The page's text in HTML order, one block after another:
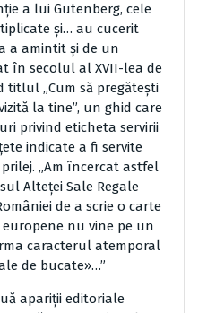
a lui Gutenberg, cele
şi… au cucerit
a amintit şi de un
în secolul al XVII-lea de
titlul „Cum să pregăteşti
la tine”, un ghid care
privind eticheta servirii
indicate a fi servite
„Am încercat astfel
Alteţei Sale Regale
de a scrie o carte
nu vine pe un
caracterul atemporal
de bucate»…”
apariţii editoriale